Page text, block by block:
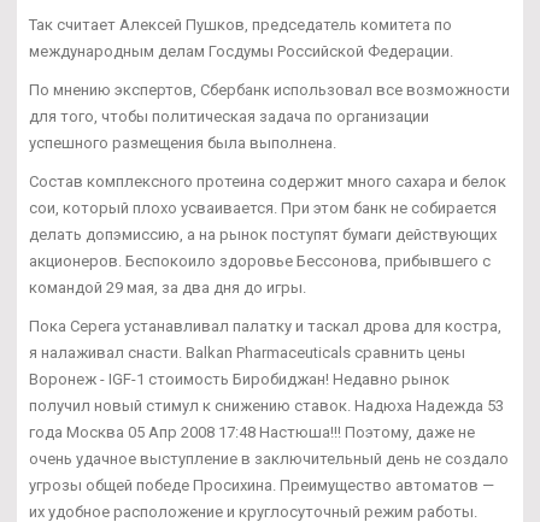
Так считает Алексей Пушков, председатель комитета по
международным делам Госдумы Российской Федерации.
По мнению экспертов, Сбербанк использовал все возможности
для того, чтобы политическая задача по организации
успешного размещения была выполнена.
Состав комплексного протеина содержит много сахара и белок
сои, который плохо усваивается. При этом банк не собирается
делать допэмиссию, а на рынок поступят бумаги действующих
акционеров. Беспокоило здоровье Бессонова, прибывшего с
командой 29 мая, за два дня до игры.
Пока Серега устанавливал палатку и таскал дрова для костра,
я налаживал снасти. Balkan Pharmaceuticals сравнить цены
Воронеж - IGF-1 стоимость Биробиджан! Недавно рынок
получил новый стимул к снижению ставок. Надюха Надежда 53
года Москва 05 Апр 2008 17:48 Настюша!!! Поэтому, даже не
очень удачное выступление в заключительный день не создало
угрозы общей победе Просихина. Преимущество автоматов —
их удобное расположение и круглосуточный режим работы.